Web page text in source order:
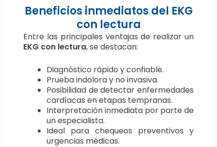
Beneficios inmediatos del EKG
con lectura
Entre las principales ventajas de realizar un
EKG con lectura, se destacan:
Diagnóstico rápido y confiable.
Prueba indolora y no invasiva.
Posibilidad de detectar enfermedades
cardíacas en etapas tempranas.
Interpretación inmediata por parte de
un especialista.
Ideal para chequeos preventivos y
urgencias médicas.